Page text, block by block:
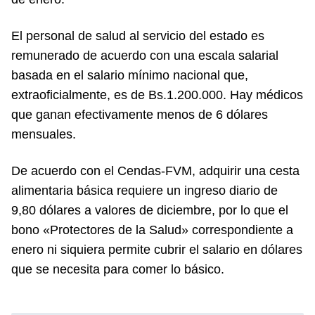
El personal de salud al servicio del estado es
remunerado de acuerdo con una escala salarial
basada en el salario mínimo nacional que,
extraoficialmente, es de Bs.1.200.000. Hay médicos
que ganan efectivamente menos de 6 dólares
mensuales.
De acuerdo con el Cendas-FVM, adquirir una cesta
alimentaria básica requiere un ingreso diario de
9,80 dólares a valores de diciembre, por lo que el
bono «Protectores de la Salud» correspondiente a
enero ni siquiera permite cubrir el salario en dólares
que se necesita para comer lo básico.